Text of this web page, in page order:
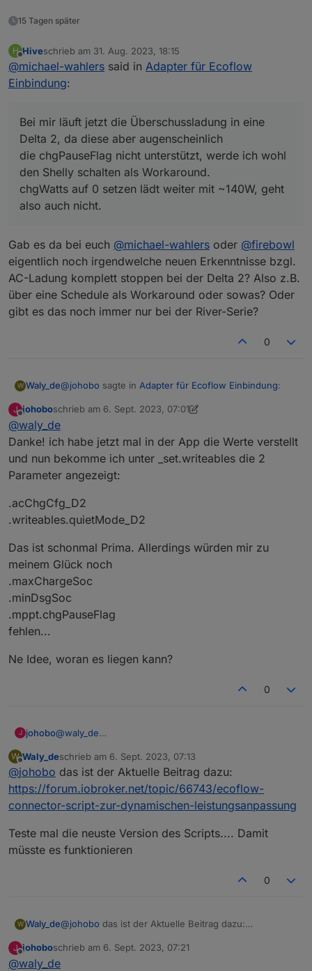
15 Tagen später
H
Offline
Hiveschrieb am 31. Aug. 2023, 18:15
zuletzt editiert von
@michael-wahlers said in Adapter für Ecoflow
Einbindung:
Bei mir läuft jetzt die Überschussladung in eine
Delta 2, da diese aber augenscheinlich
die chgPauseFlag nicht unterstützt, werde ich wohl
den Shelly schalten als Workaround.
chgWatts auf 0 setzen lädt weiter mit ~140W, geht
also auch nicht.
Gab es da bei euch @michael-wahlers oder @firebowl
eigentlich noch irgendwelche neuen Erkenntnisse bzgl.
AC-Ladung komplett stoppen bei der Delta 2? Also z.B.
über eine Schedule als Workaround oder sowas? Oder
gibt es das noch immer nur bei der River-Serie?
0
W Waly_de@johobo sagte in Adapter für Ecoflow Einbindung:
Delta auslesen, aber nciht schreiben...
hab ich nicht bewusst geändert. Schreibare States
stehen unter:
0_userdata.0.ecoflow.app_1584583134200832001_xxx
...und werden angelegt, wenn man entsprechendes
J
Offline
johoboschrieb am 6. Sept. 2023, 07:01
zuletzt editiert von johobo 9. Juni 2023, 09:09
@waly_de
Danke! ich habe jetzt mal in der App die Werte verstellt
und nun bekomme ich unter _set.writeables die 2
Parameter angezeigt:
.acChgCfg_D2
.writeables.quietMode_D2
Das ist schonmal Prima. Allerdings würden mir zu
meinem Glück noch
.maxChargeSoc
.minDsgSoc
.mppt.chgPauseFlag
fehlen...
Ne Idee, woran es liegen kann?
0
J johobo@waly_de
und nun bekomme ich unter _set.writeables die 2
Parameter angezeigt:
.acChgCfg_D2
.writeables.quietMode_D2
Das ist schonmal Prima. Allerdings würden mir zu
meinem Glück noch
.maxChargeSoc
.mppt.chgPauseFlag
fehlen...
Ne Idee, woran es liegen kann?
W
Offline
Waly_deschrieb am 6. Sept. 2023, 07:13
zuletzt editiert von
@johobo das ist der Aktuelle Beitrag dazu:
https://forum.iobroker.net/topic/66743/ecoflow-
connector-script-zur-dynamischen-leistungsanpassung
Teste mal die neuste Version des Scripts.... Damit
müsste es funktionieren
0
W Waly_de@johobo das ist der Aktuelle Beitrag dazu:
connector-script-zur-dynamischen-
Teste mal die neuste Version des Scripts.... Damit
J
Offline
johoboschrieb am 6. Sept. 2023, 07:21
zuletzt editiert von
@waly_de